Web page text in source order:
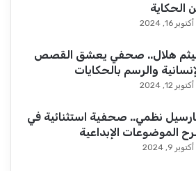
الحكاية
أكتوبر 16, 2024
هلال.. صحفي يعشق القصص
والرسم بالحكايات
أكتوبر 12, 2024
نظمي.. صحفية استثنائية في
الموضوعات الإبداعية
أكتوبر 9, 2024